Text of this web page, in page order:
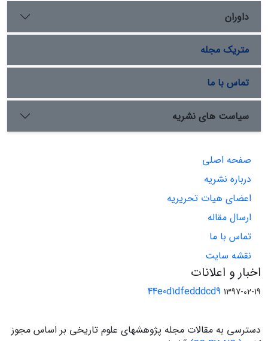
داوران
متریک مجله
تماس با ما
سیاست های نشریه
صفحه اصلی
درباره نشریه
اعضای هیات تحریریه
ارسال مقاله
تماس با ما
نقشه سایت
اخبار و اعلانات
44e0d1dfedddcd9 1397-02-19
دسترسی به مقالات مجله پژوهشهای علوم تاریخی بر اساس مجوز